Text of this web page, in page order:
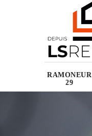
RAMONEUR
29